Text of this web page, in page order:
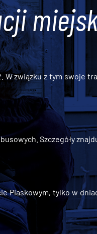
związku z tym swoje
Szczegóły
Piaskowym, tylko w